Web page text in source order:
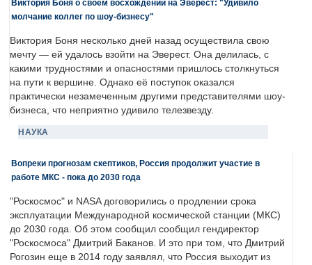
Виктория Боня о своем восхождении на Эверест: "Удивило
молчание коллег по шоу-бизнесу"
Виктория Боня несколько дней назад осуществила свою
мечту — ей удалось взойти на Эверест. Она делилась, с
какими трудностями и опасностями пришлось столкнуться
на пути к вершине. Однако её поступок оказался
практически незамеченным другими представителями шоу-
бизнеса, что неприятно удивило телезвезду.
НАУКА
Вопреки прогнозам скептиков, Россия продолжит участие в
работе МКС - пока до 2030 года
"Роскосмос" и NASA договорились о продлении срока
эксплуатации Международной космической станции (МКС)
до 2030 года. Об этом сообщил сообщил гендиректор
"Роскосмоса" Дмитрий Баканов. И это при том, что Дмитрий
Рогозин еще в 2014 году заявлял, что Россия выходит из